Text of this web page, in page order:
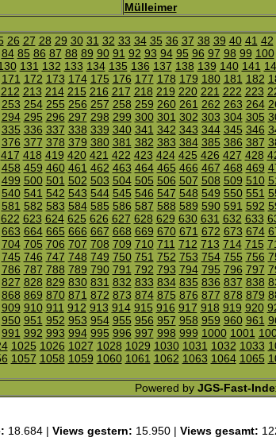
Mülleimer
26 27 28 29 30 31 32 33 34 35 36 37 38 39 40 41 42
84 85 86 87 88 89 90 91 92 93 94 95 96 97 98 99 100
131 132 133 134 135 136 137 138 139 140 141
171 172 173 174 175 176 177 178 179 180 181 182
212 213 214 215 216 217 218 219 220 221 222 223
253 254 255 256 257 258 259 260 261 262 263 264
294 295 296 297 298 299 300 301 302 303 304 305
335 336 337 338 339 340 341 342 343 344 345 346
376 377 378 379 380 381 382 383 384 385 386 387
417 418 419 420 421 422 423 424 425 426 427 428
458 459 460 461 462 463 464 465 466 467 468 469
499 500 501 502 503 504 505 506 507 508 509 510
540 541 542 543 544 545 546 547 548 549 550 551
581 582 583 584 585 586 587 588 589 590 591 592
622 623 624 625 626 627 628 629 630 631 632 633
663 664 665 666 667 668 669 670 671 672 673 674
704 705 706 707 708 709 710 711 712 713 714 715
745 746 747 748 749 750 751 752 753 754 755 756
786 787 788 789 790 791 792 793 794 795 796 797
827 828 829 830 831 832 833 834 835 836 837 838
868 869 870 871 872 873 874 875 876 877 878 879
909 910 911 912 913 914 915 916 917 918 919 920
950 951 952 953 954 955 956 957 958 959 960 961
991 992 993 994 995 996 997 998 999 1000 1001
1025 1026 1027 1028 1029 1030 1031 1032 1033
1057 1058 1059 1060 1061 1062 1063 1064 1065
Powered by JGS-Fast-
18.684 | Views gestern: 15.950 | Views gesamt: